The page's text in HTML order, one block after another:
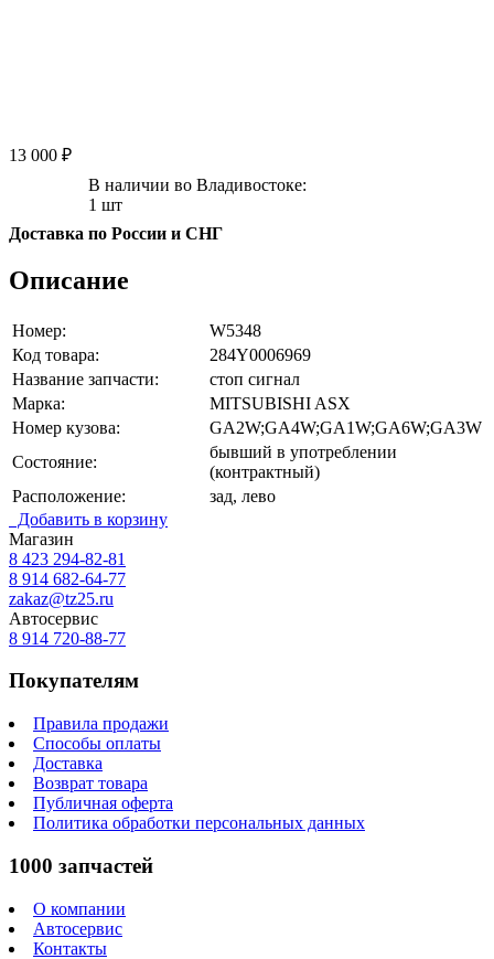
13 000 ₽
В наличии во Владивостоке:
1 шт
Доставка по России и СНГ
Описание
Номер:
W5348
Код товара:
284Y0006969
Название запчасти:
стоп сигнал
Марка:
MITSUBISHI ASX
Номер кузова:
GA2W;GA4W;GA1W;GA6W;GA3W
Состояние:
бывший в употреблении
(контрактный)
Расположение:
зад, лево
Добавить в корзину
Магазин
8 423 294-82-81
8 914 682-64-77
zakaz@tz25.ru
Автосервис
8 914 720-88-77
Покупателям
Правила продажи
Способы оплаты
Доставка
Возврат товара
Публичная оферта
Политика обработки персональных данных
1000 запчастей
О компании
Автосервис
Контакты